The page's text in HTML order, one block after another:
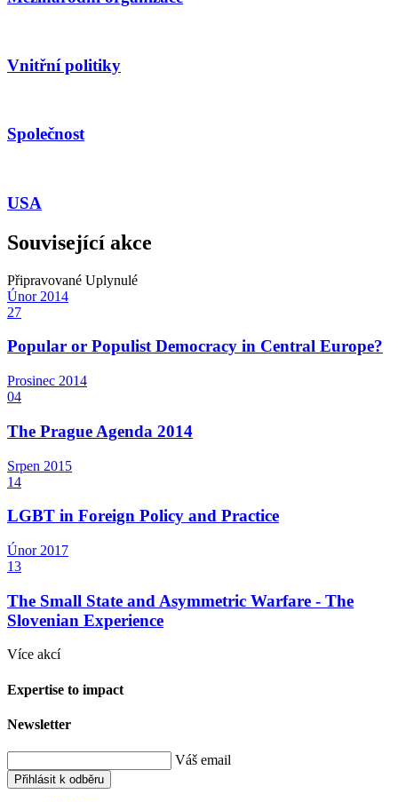
Vnitřní politiky
Společnost
USA
Související akce
Připravované Uplynulé
Únor 2014
27
Popular or Populist Democracy in Central Europe?
Prosinec 2014
04
The Prague Agenda 2014
Srpen 2015
14
LGBT in Foreign Policy and Practice
Únor 2017
13
The Small State and Asymmetric Warfare - The
Slovenian Experience
Více akcí
Expertise to impact
Newsletter
Váš email
Přihlásit k odběru